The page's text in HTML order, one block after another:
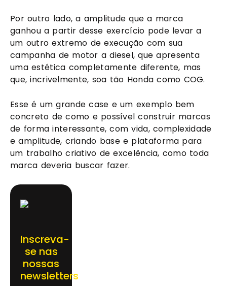
Por outro lado, a amplitude que a marca
ganhou a partir desse exercício pode levar a
um outro extremo de execução com sua
campanha de motor a diesel, que apresenta
uma estética completamente diferente, mas
que, incrivelmente, soa tão Honda como COG.
Esse é um grande case e um exemplo bem
concreto de como e possível construir marcas
de forma interessante, com vida, complexidade
e amplitude, criando base e plataforma para
um trabalho criativo de excelência, como toda
marca deveria buscar fazer.
Inscreva-
se nas
nossas
newsletters